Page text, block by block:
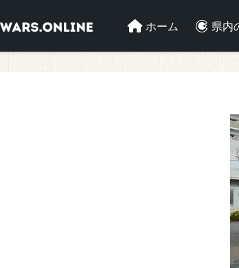
ホーム 県内